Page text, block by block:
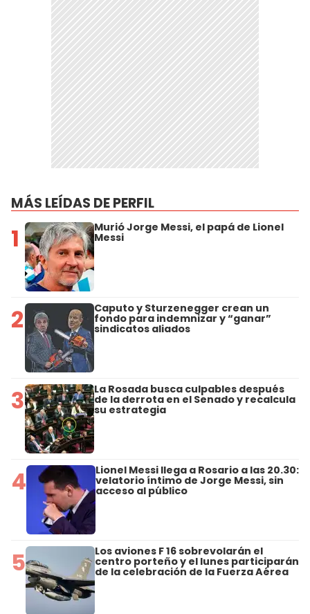
MÁS LEÍDAS DE PERFIL
1 Murió Jorge Messi, el papá de Lionel
Messi
2 Caputo y Sturzenegger crean un
fondo para indemnizar y “ganar”
sindicatos aliados
3 La Rosada busca culpables después
de la derrota en el Senado y recalcula
su estrategia
4 Lionel Messi llega a Rosario a las 20.30:
velatorio íntimo de Jorge Messi, sin
acceso al público
5 Los aviones F 16 sobrevolarán el
centro porteño y el lunes participarán
de la celebración de la Fuerza Aérea